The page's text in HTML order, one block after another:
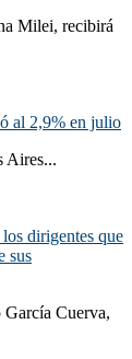
Milei, recibirá
al 2,9% en julio
Aires...
dirigentes que
sus
Cuerva,